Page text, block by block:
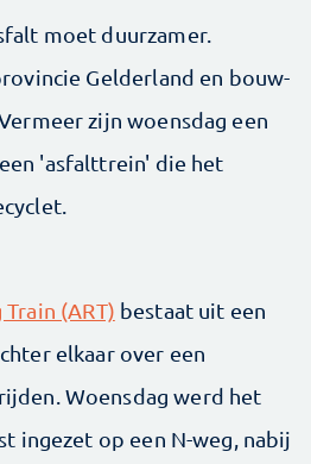
moet duurzamer.
Gelderland en bouw-
zijn woensdag een
'asfalttrein' die het
(ART) bestaat uit een
elkaar over een
Woensdag werd het
ingezet op een N-weg, nabij